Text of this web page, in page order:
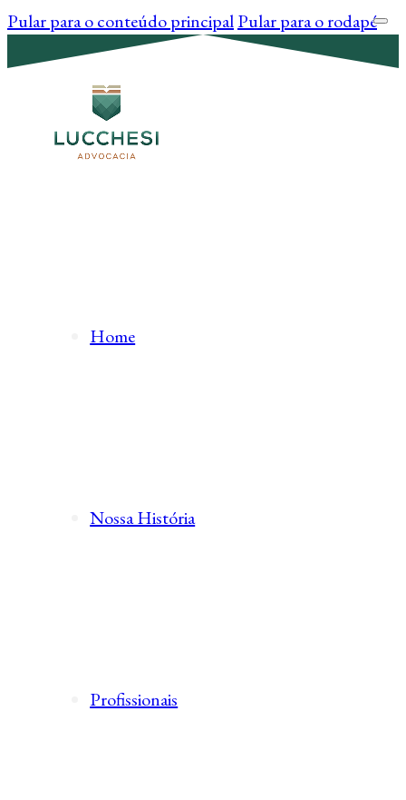
Pular para o conteúdo principalPular para o rodapé
Home
Nossa História
Profissionais